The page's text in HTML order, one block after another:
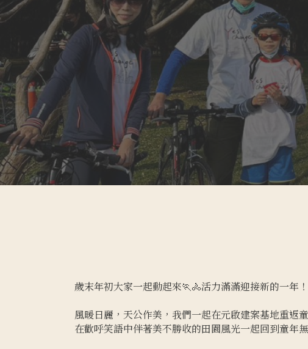
歲末年初大家一起動起來🏃🚴活力滿滿迎接新的一年！
風暖日麗，天公作美，我們一起在元啟建案基地重
在歡呼笑語中伴著美不勝收的田園風光一起回到童年